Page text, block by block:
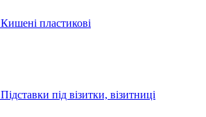
Кишені пластикові
Підставки під візитки, візитниці